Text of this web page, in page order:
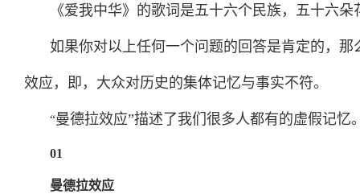
《爱我中华》的歌词是五十六个民族，五十六朵
如果你对以上任何一个问题的回答是肯定的，
效应，即，大众对历史的集体记忆与事实不符。
“曼德拉效应”描述了我们很多人都有的虚假记忆
01
曼德拉效应